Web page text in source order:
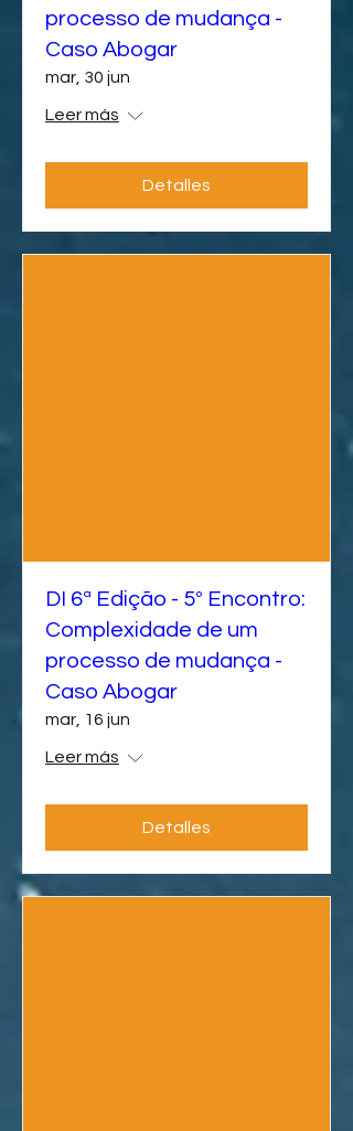
processo de mudança -
Caso Abogar
mar, 30 jun
Leer más
Detalles
DI 6ª Edição - 5º Encontro:
Complexidade de um
processo de mudança -
Caso Abogar
mar, 16 jun
Leer más
Detalles